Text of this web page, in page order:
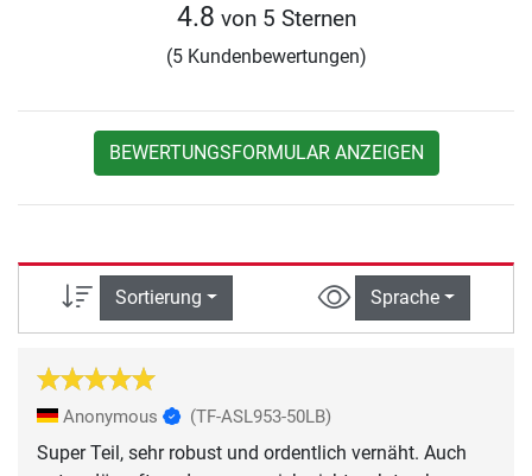
4.8 von 5 Sternen
(5 Kundenbewertungen)
BEWERTUNGSFORMULAR ANZEIGEN
Sortierung Sprache
Anonymous (TF-ASL953-50LB)
Super Teil, sehr robust und ordentlich vernäht. Auch